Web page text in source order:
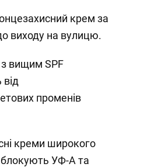
крем за
виходу на вулицю.
вищим SPF
променів
креми широкого
блокують УФ-А та